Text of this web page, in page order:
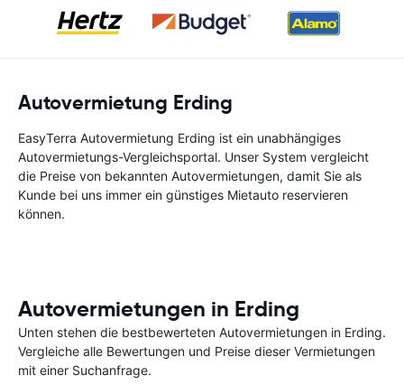
Autovermietung Erding
EasyTerra Autovermietung Erding ist ein unabhängiges
Autovermietungs-Vergleichsportal. Unser System vergleicht
die Preise von bekannten Autovermietungen, damit Sie als
Kunde bei uns immer ein günstiges Mietauto reservieren
können.
Autovermietungen in Erding
Unten stehen die bestbewerteten Autovermietungen in Erding.
Vergleiche alle Bewertungen und Preise dieser Vermietungen
mit einer Suchanfrage.